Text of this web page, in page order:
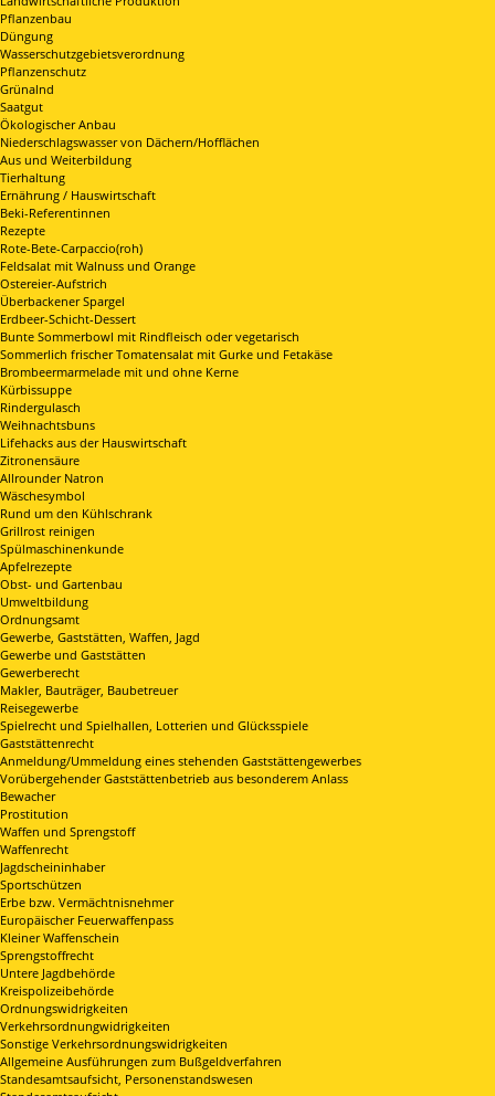
Pflanzenbau
Düngung
Wasserschutzgebietsverordnung
Pflanzenschutz
Grünalnd
Saatgut
Ökologischer Anbau
Niederschlagswasser von Dächern/Hofflächen
Aus und Weiterbildung
Tierhaltung
Ernährung / Hauswirtschaft
Beki-Referentinnen
Rezepte
Rote-Bete-Carpaccio(roh)
Feldsalat mit Walnuss und Orange
Ostereier-Aufstrich
Überbackener Spargel
Erdbeer-Schicht-Dessert
Bunte Sommerbowl mit Rindfleisch oder vegetarisch
Sommerlich frischer Tomatensalat mit Gurke und Fetakäse
Brombeermarmelade mit und ohne Kerne
Kürbissuppe
Rindergulasch
Weihnachtsbuns
Lifehacks aus der Hauswirtschaft
Zitronensäure
Allrounder Natron
Wäschesymbol
Rund um den Kühlschrank
Grillrost reinigen
Spülmaschinenkunde
Apfelrezepte
Obst- und Gartenbau
Umweltbildung
Ordnungsamt
Gewerbe, Gaststätten, Waffen, Jagd
Gewerbe und Gaststätten
Gewerberecht
Makler, Bauträger, Baubetreuer
Reisegewerbe
Spielrecht und Spielhallen, Lotterien und Glücksspiele
Gaststättenrecht
Anmeldung/Ummeldung eines stehenden Gaststättengewerbes
Vorübergehender Gaststättenbetrieb aus besonderem Anlass
Bewacher
Prostitution
Waffen und Sprengstoff
Waffenrecht
Jagdscheininhaber
Sportschützen
Erbe bzw. Vermächtnisnehmer
Europäischer Feuerwaffenpass
Kleiner Waffenschein
Sprengstoffrecht
Untere Jagdbehörde
Kreispolizeibehörde
Ordnungswidrigkeiten
Verkehrsordnungwidrigkeiten
Sonstige Verkehrsordnungswidrigkeiten
Allgemeine Ausführungen zum Bußgeldverfahren
Standesamtsaufsicht, Personenstandswesen